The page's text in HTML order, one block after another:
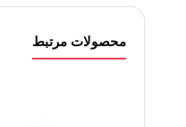
محصولات مرتبط